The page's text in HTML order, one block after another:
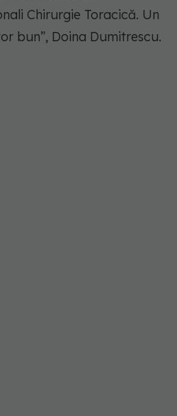
Chirurgie Toracică. Un
bun”, Doina Dumitrescu.